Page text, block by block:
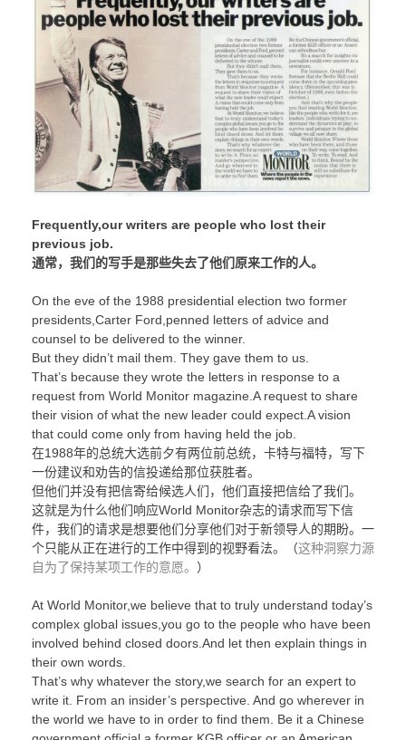
Frequently,our writers are people who lost their
previous job.
通常，我们的写手是那些失去了他们原来工作的人。
On the eve of the 1988 presidential election two former
presidents,Carter Ford,penned letters of advice and
counsel to be delivered to the winner.
But they didn’t mail them. They gave them to us.
That’s because they wrote the letters in response to a
request from World Monitor magazine.A request to share
their vision of what the new leader could expect.A vision
that could come only from having held the job.
在1988年的总统大选前夕有两位前总统，卡特与福特，写下
一份建议和劝告的信投递给那位获胜者。
但他们并没有把信寄给候选人们，他们直接把信给了我们。
这就是为什么他们响应World Monitor杂志的请求而写下信
件，我们的请求是想要他们分享他们对于新领导人的期盼。一
个只能从正在进行的工作中得到的视野看法。（这种洞察力源
自为了保持某项工作的意愿。 ）
At World Monitor,we believe that to truly understand today’s
complex global issues,you go to the people who have been
involved behind closed doors.And let then explain things in
their own words.
That’s why whatever the story,we search for an expert to
write it. From an insider’s perspective. And go wherever in
the world we have to in order to find them. Be it a Chinese